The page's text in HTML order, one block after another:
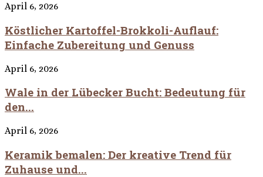
April 6, 2026
Köstlicher Kartoffel-Brokkoli-Auflauf:
Einfache Zubereitung und Genuss
April 6, 2026
Wale in der Lübecker Bucht: Bedeutung für
den...
April 6, 2026
Keramik bemalen: Der kreative Trend für
Zuhause und...